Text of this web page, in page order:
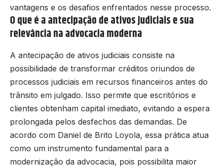
vantagens e os desafios enfrentados nesse processo.
O que é a antecipação de ativos judiciais e sua
relevância na advocacia moderna
A antecipação de ativos judiciais consiste na
possibilidade de transformar créditos oriundos de
processos judiciais em recursos financeiros antes do
trânsito em julgado. Isso permite que escritórios e
clientes obtenham capital imediato, evitando a espera
prolongada pelos desfechos das demandas. De
acordo com Daniel de Brito Loyola, essa prática atua
como um instrumento fundamental para a
modernização da advocacia, pois possibilita maior